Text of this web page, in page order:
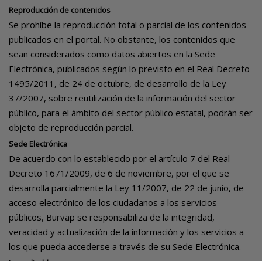
Reproducción de contenidos
Se prohíbe la reproducción total o parcial de los contenidos
publicados en el portal. No obstante, los contenidos que
sean considerados como datos abiertos en la Sede
Electrónica, publicados según lo previsto en el Real Decreto
1495/2011, de 24 de octubre, de desarrollo de la Ley
37/2007, sobre reutilización de la información del sector
público, para el ámbito del sector público estatal, podrán ser
objeto de reproducción parcial.
Sede Electrónica
De acuerdo con lo establecido por el artículo 7 del Real
Decreto 1671/2009, de 6 de noviembre, por el que se
desarrolla parcialmente la Ley 11/2007, de 22 de junio, de
acceso electrónico de los ciudadanos a los servicios
públicos, Burvap se responsabiliza de la integridad,
veracidad y actualización de la información y los servicios a
los que pueda accederse a través de su Sede Electrónica.